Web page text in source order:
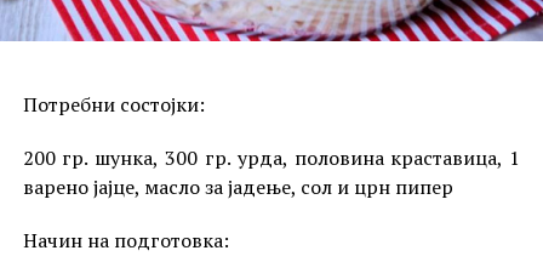
Потребни состојки:
200 гр. шунка, 300 гр. урда, половина краставица, 1
варено јајце, масло за јадење, сол и црн пипер
Начин на подготовка: